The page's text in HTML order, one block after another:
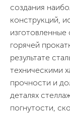
создания
конструкций,
горячей
результате
техническими
прочности и
деталях
погнутости,